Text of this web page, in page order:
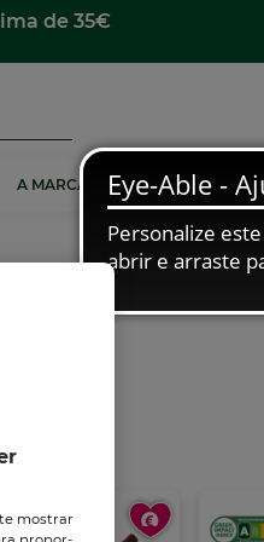
para todo lado​
A MARCA TORNA-TE AFILIADO
mostrar